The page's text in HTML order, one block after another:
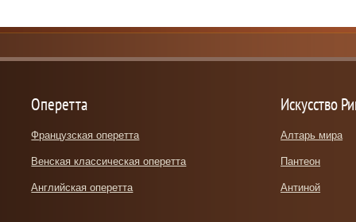
Оперетта
Французская оперетта
Венская классическая оперетта
Английская оперетта
Искусство
Алтарь мира
Пантеон
Антиной